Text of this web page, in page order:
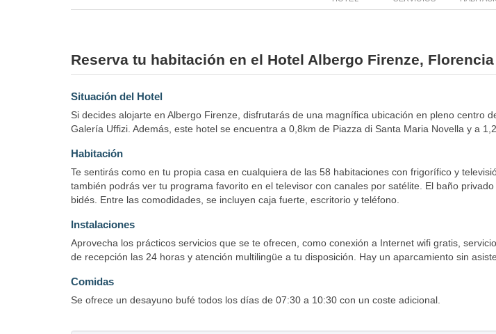
Reserva tu habitación en el Hotel Albergo Firenze, Florencia
Situación del Hotel
Si decides alojarte en Albergo Firenze, disfrutarás de una magnífica ubicación en pleno centro
Galería Uffizi. Además, este hotel se encuentra a 0,8km de Piazza di Santa Maria Novella y a
Habitación
Te sentirás como en tu propia casa en cualquiera de las 58 habitaciones con frigorífico y
también podrás ver tu programa favorito en el televisor con canales por satélite. El baño
bidés. Entre las comodidades, se incluyen caja fuerte, escritorio y teléfono.
Instalaciones
Aprovecha los prácticos servicios que se te ofrecen, como conexión a Internet wifi gratis,
de recepción las 24 horas y atención multilingüe a tu disposición. Hay un aparcamiento sin
Comidas
Se ofrece un desayuno bufé todos los días de 07:30 a 10:30 con un coste adicional.